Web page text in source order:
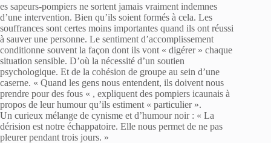
es sapeurs-pompiers ne sortent jamais vraiment indemnes
d’une intervention. Bien qu’ils soient formés à cela. Les
souffrances sont certes moins importantes quand ils ont réussi
à sauver une personne. Le sentiment d’accomplissement
conditionne souvent la façon dont ils vont « digérer » chaque
situation sensible. D’où la nécessité d’un soutien
psychologique. Et de la cohésion de groupe au sein d’une
caserne. « Quand les gens nous entendent, ils doivent nous
prendre pour des fous « , expliquent des pompiers icaunais à
propos de leur humour qu’ils estiment « particulier ».
Un curieux mélange de cynisme et d’humour noir : « La
dérision est notre échappatoire. Elle nous permet de ne pas
pleurer pendant trois jours. »